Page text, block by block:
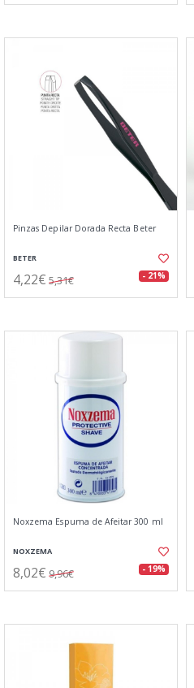
Pinzas Depilar Dorada Recta Beter
BETER
4,22€ 5,31€ - 21%
Noxzema Espuma de Afeitar 300 ml
NOXZEMA
8,02€ 9,96€ - 19%